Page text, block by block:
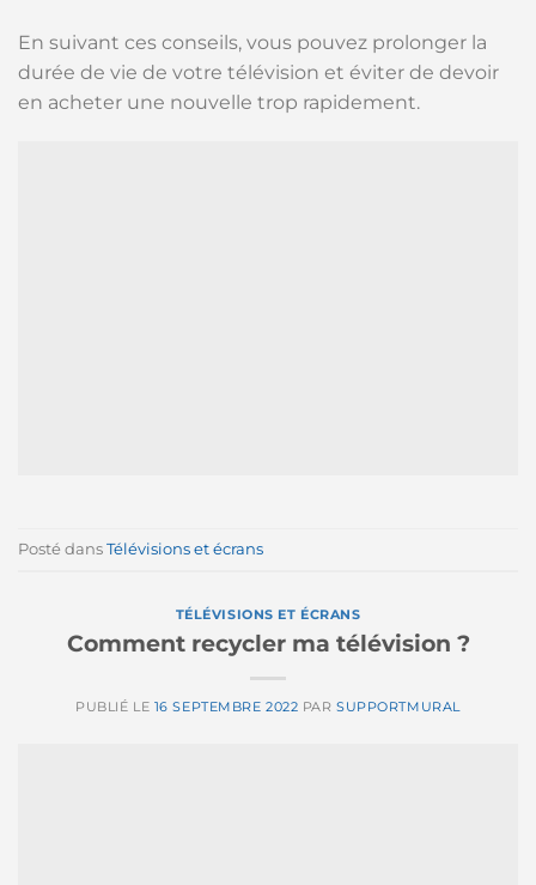
En suivant ces conseils, vous pouvez prolonger la
durée de vie de votre télévision et éviter de devoir
en acheter une nouvelle trop rapidement.
Posté dans Télévisions et écrans
TÉLÉVISIONS ET ÉCRANS
Comment recycler ma télévision ?
PUBLIÉ LE 16 SEPTEMBRE 2022 PARSUPPORTMURAL